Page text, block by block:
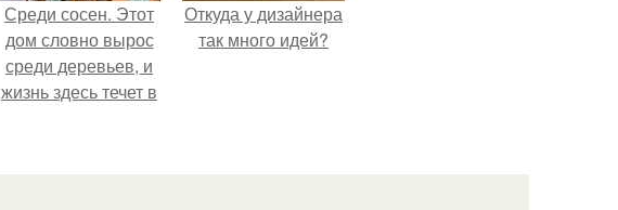
Среди сосен. Этот
дом словно вырос
среди деревьев, и
жизнь здесь течет в
спешки и лишнего
Откуда у дизайнера
так много идей?